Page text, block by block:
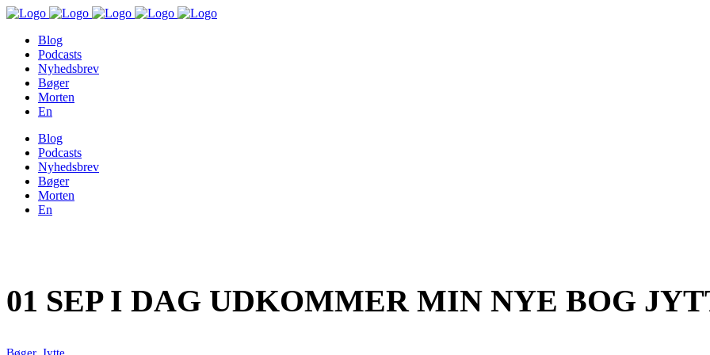
Blog
Podcasts
Nyhedsbrev
Bøger
Morten
En
Blog
Podcasts
Nyhedsbrev
Bøger
Morten
En
01 SEPI DAG UDKOMMER MIN NYE BOG